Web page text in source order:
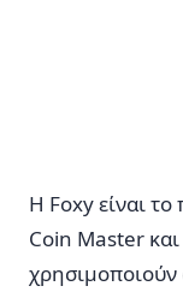
Η Foxy είναι
Coin Master και
χρησιμοποιούν